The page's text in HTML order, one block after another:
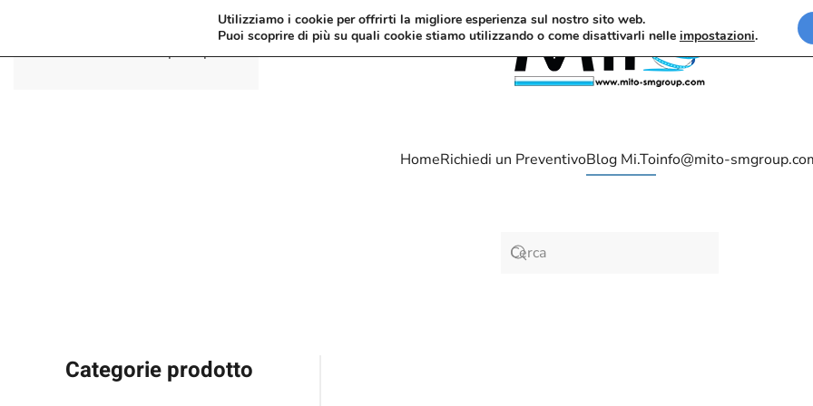
Passa al contenuto principale
HomeRichiedi un PreventivoBlog Mi.Toinfo@mito-
Categorie prodotto
Utilizziamo i cookie per offrirti la migliore esperienza sul nostro sito web.
Puoi scoprire di più su quali cookie stiamo utilizzando o come disattivarli nelle impostazioni.